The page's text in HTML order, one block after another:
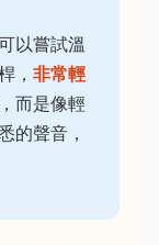
以嘗試溫
， 非常輕
而是像輕
的聲音，